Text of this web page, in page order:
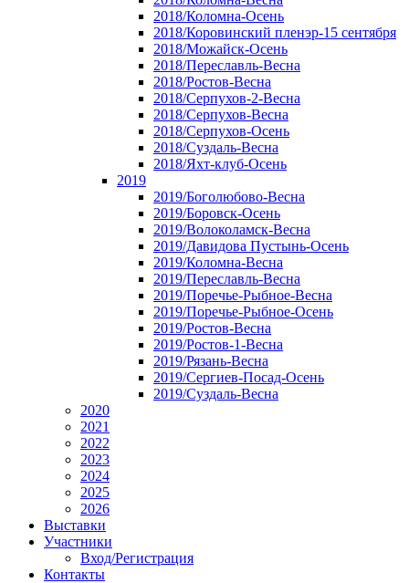
2018/Коломна-Осень
2018/Коровинский пленэр-15 сентября
2018/Можайск-Осень
2018/Переславль-Весна
2018/Ростов-Весна
2018/Серпухов-2-Весна
2018/Серпухов-Весна
2018/Серпухов-Осень
2018/Суздаль-Весна
2018/Яхт-клуб-Осень
2019
2019/Боголюбово-Весна
2019/Боровск-Осень
2019/Волоколамск-Весна
2019/Давидова Пустынь-Осень
2019/Коломна-Весна
2019/Переславль-Весна
2019/Поречье-Рыбное-Весна
2019/Поречье-Рыбное-Осень
2019/Ростов-Весна
2019/Ростов-1-Весна
2019/Рязань-Весна
2019/Сергиев-Посад-Осень
2019/Суздаль-Весна
2020
2021
2022
2023
2024
2025
2026
Выставки
Участники
Вход/Регистрация
Контакты